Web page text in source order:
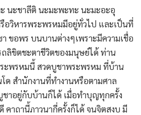
นะชาลีติ นะมะพะทะ นะมะอะอุ
อวิหารพระพรหมมีอยู่ทั่วไป และเป็นที่
ขอพร บนบานต่างๆเพราะมีความเชื่อ
ลิขิตชะตาชีวิตของมนุษย์ได้ ท่าน
ระพรหมนี้ สวดบูชาพระพรหม ที่บ้าน
ด สำนักงานที่ทำงานหรือตามศาล
ชาอยู่กับบ้านก็ได้ เมื่อทำบุญทุกครั้ง
คาถานี้ภาวนากี่ครั้งก็ได้ จนจิตสงบ มี